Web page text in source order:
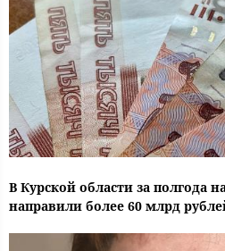
В Курской области за полгода
направили более 60 млрд